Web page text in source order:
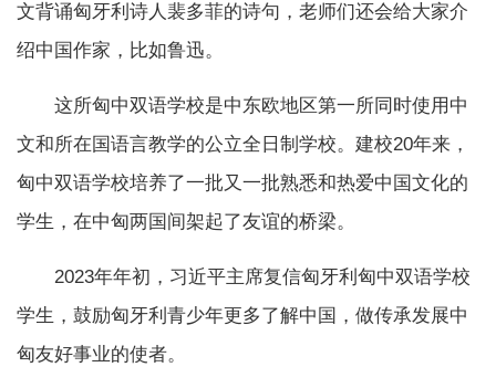
文背诵匈牙利诗人裴多菲的诗句，老师们还会给大家介
绍中国作家，比如鲁迅。
这所匈中双语学校是中东欧地区第一所同时使用中
文和所在国语言教学的公立全日制学校。建校20年来，
匈中双语学校培养了一批又一批熟悉和热爱中国文化的
学生，在中匈两国间架起了友谊的桥梁。
2023年年初，习近平主席复信匈牙利匈中双语学校
学生，鼓励匈牙利青少年更多了解中国，做传承发展中
匈友好事业的使者。